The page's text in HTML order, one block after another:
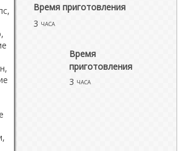
Время приготовления
3 часа
Время
приготовления
3 часа